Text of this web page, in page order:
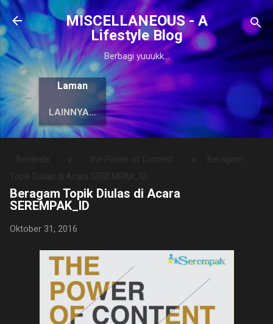
Langsung ke konten utama
MISCELLANEOUS - A
Lifestyle Blog
Berbagi yuuukk...
Laman
LAINNYA…
Beragam Topik Diulas di Acara
SEREMPAK_ID
Oktober 31, 2016